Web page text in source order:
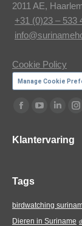
2011 AE,
+31 (0)23 – 533
Cookie Policy
Manage Cookie
Vind ons op:
opens
YouTube
opensopens
Klantervaring
Tags
birdwatching
Dieren in Suriname